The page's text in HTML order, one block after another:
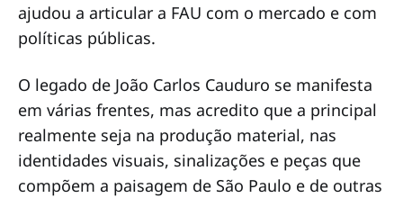
ajudou a articular a FAU com o mercado e com
políticas públicas.
O legado de João Carlos Cauduro se manifesta
em várias frentes, mas acredito que a principal
realmente seja na produção material, nas
identidades visuais, sinalizações e peças que
compõem a paisagem de São Paulo e de outras